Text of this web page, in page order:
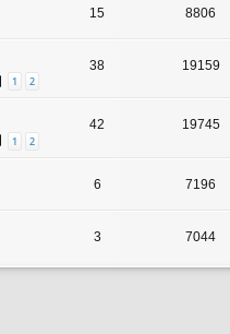
15 8806
1 2
38 19159
1 2
42 19745
6 7196
3 7044